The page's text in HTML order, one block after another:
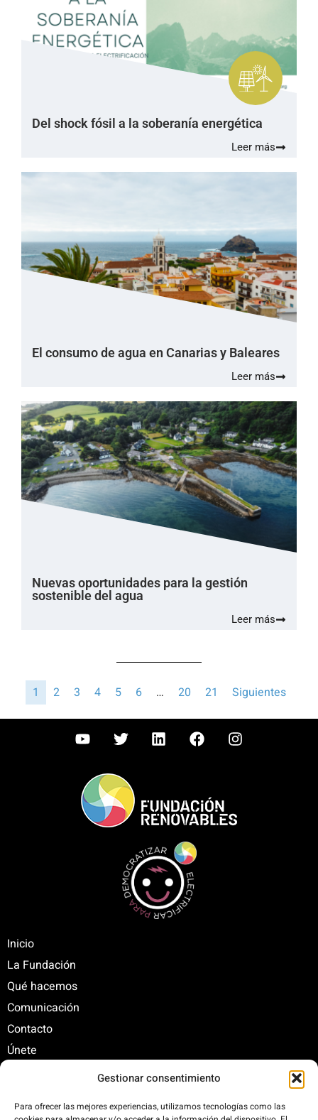
Gestionar consentimiento
Para ofrecer las mejores experiencias, utilizamos tecnologías como las
Del shock fósil a la soberanía energética
Leer más
El consumo de agua en Canarias y Baleares
Leer más
Nuevas oportunidades para la gestión
sostenible del agua
Leer más
1 2 3 4 5 6 … 20 21 Siguientes
Inicio
La Fundación
Qué hacemos
Comunicación
Contacto
Únete
C/ Santa Engracia, 108. 5º Interior. Izda. 28003